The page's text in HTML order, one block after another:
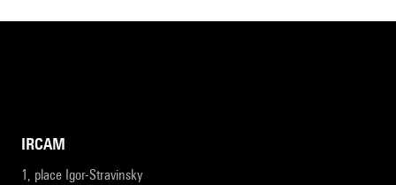
IRCAM
1, place Igor-Stravinsky